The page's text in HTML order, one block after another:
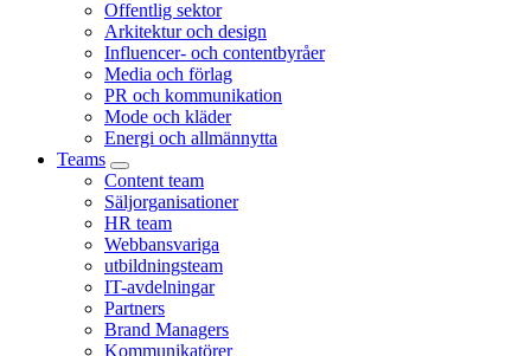
Offentlig sektor
Arkitektur och design
Influencer- och contentbyråer
Media och förlag
PR och kommunikation
Mode och kläder
Energi och allmännytta
Teams
Content team
Säljorganisationer
HR team
Webbansvariga
utbildningsteam
IT-avdelningar
Partners
Brand Managers
Kommunikatörer